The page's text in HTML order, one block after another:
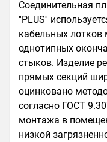
Соединительная
''PLUS''
кабельных лотков
однотипных
стыков. Изделие
прямых секций
оцинковано
согласно ГОСТ
монтажа в
низкой